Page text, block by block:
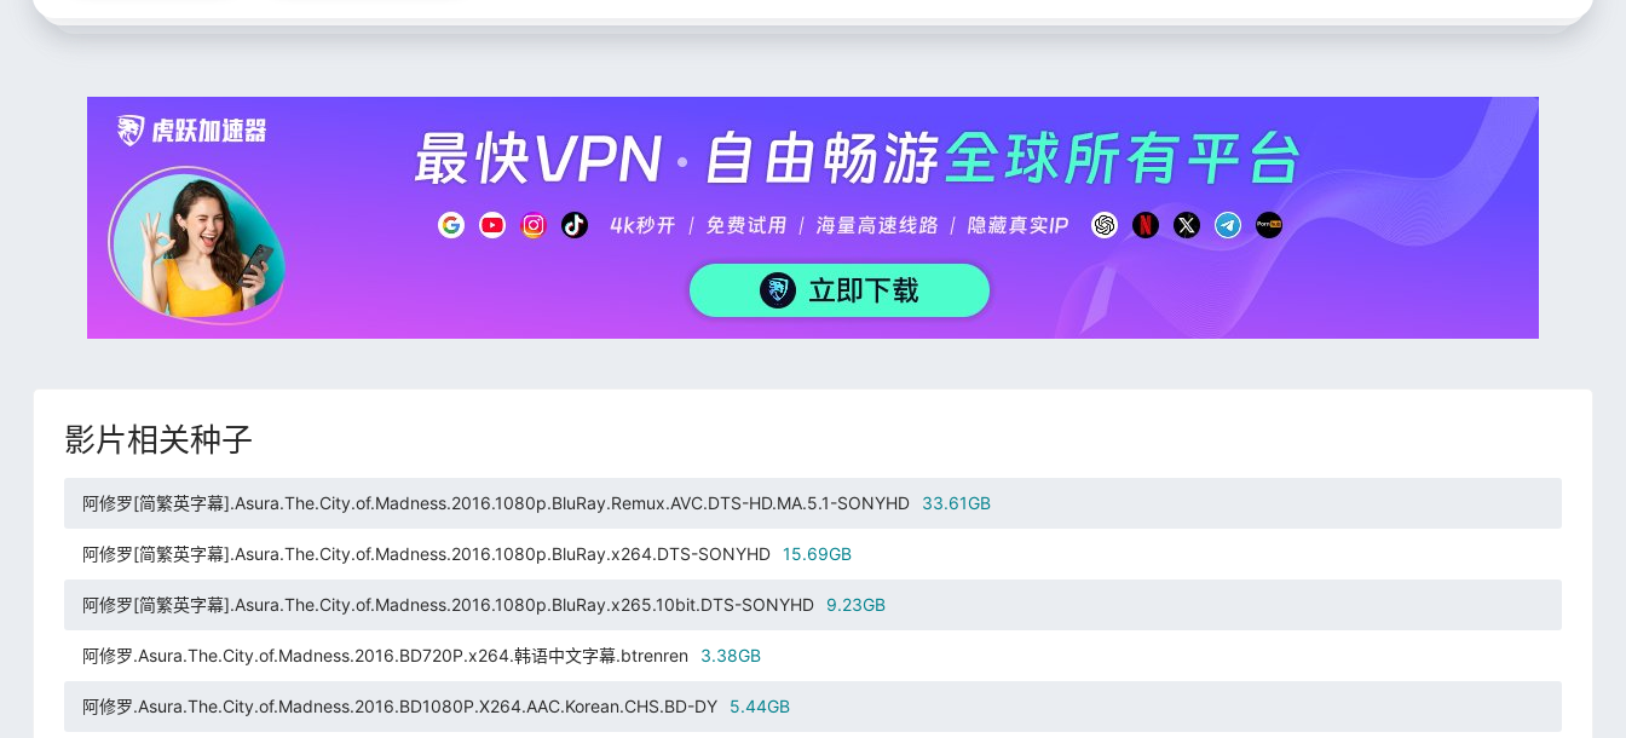
影片相关种子
阿修罗[简繁英字幕].Asura.The.City.of.Madness.2016.1080p.BluRay.Remux.AVC.DTS-HD.MA.5.1-SONYHD 33.61GB
阿修罗[简繁英字幕].Asura.The.City.of.Madness.2016.1080p.BluRay.x264.DTS-SONYHD 15.69GB
阿修罗[简繁英字幕].Asura.The.City.of.Madness.2016.1080p.BluRay.x265.10bit.DTS-SONYHD 9.23GB
阿修罗.Asura.The.City.of.Madness.2016.BD720P.x264.韩语中文字幕.btrenren 3.38GB
阿修罗.Asura.The.City.of.Madness.2016.BD1080P.X264.AAC.Korean.CHS.BD-DY 5.44GB